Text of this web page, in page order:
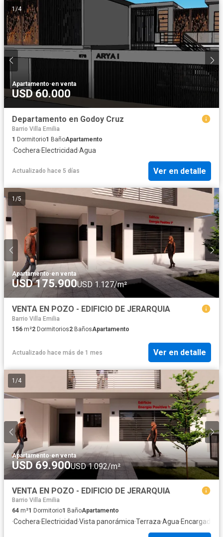
1/4
Apartamento·en venta
USD 60.000
Departamento en Godoy Cruz
Barrio Villa Emilia
1 Dormitorio1 BañoApartamento
·Cochera·Electricidad·Agua
Actualizado hace 5 días Ver en detalle
1 /5
Apartamento·en venta
USD 175.900USD 1.127/m²
VENTA EN POZO - EDIFICIO DE JERARQUIA
Barrio Villa Emilia
156 m²2 Dormitorios2 BañosApartamento
Actualizado hace más de 1 mes Ver en detalle
1 /4
Apartamento·en venta
USD 69.900USD 1.092/m²
VENTA EN POZO - EDIFICIO DE JERARQUIA
Barrio Villa Emilia
64 m²1 Dormitorio1 BañoApartamento
·Cochera·Electricidad·Vista panorámica·Terraza·Agua·Encargado